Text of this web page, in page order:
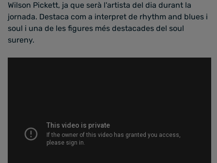
Wilson Pickett, ja que serà l'artista del dia durant la
jornada. Destaca com a interpret de rhythm and blues i
soul i una de les figures més destacades del soul
sureny.